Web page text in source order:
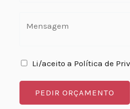
Li/aceito a Política de
PEDIR ORÇAMENTO